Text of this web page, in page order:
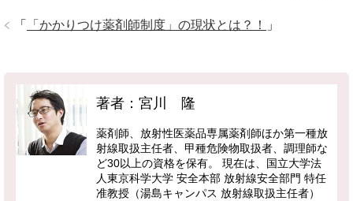
「 「かかりつけ薬剤師制度」の現状とは？！ 」
著者：宮川 隆
薬剤師、放射性医薬品専属薬剤師ほか第一種放
射線取扱主任者、甲種危険物取扱者、調理師な
ど30以上の資格を保有。 現在は、国立大学法
人東京科学大学 安全本部 放射線安全部門 特任
准教授（湯島キャンパス 放射線取扱主任者）